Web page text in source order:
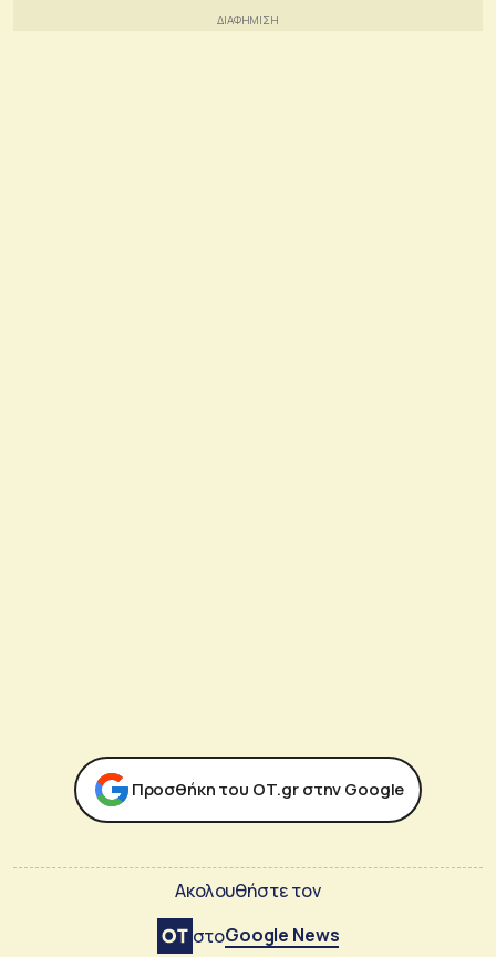
Προσθήκη του ΟΤ.gr στην Google
Ακολουθήστε τον
στοGoogle News